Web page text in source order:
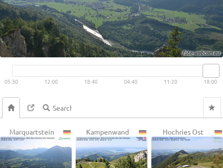
Live video available → View
05:30 12:00 18:40 04:40 11:20 18:00
Marquartstein Kampenwand Hochries Ost